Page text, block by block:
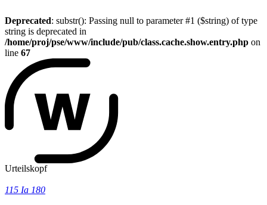
Deprecated: substr(): Passing null to parameter #1 ($string) of type
string is deprecated in
/home/proj/pse/www/include/pub/class.cache.show.entry.php on
line 67
Urteilskopf
115 Ia 180